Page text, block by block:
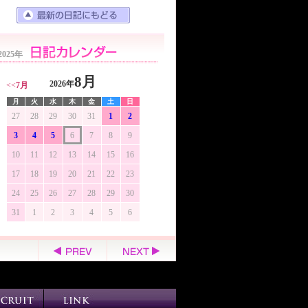
年
2026年8月
<<7月
月 火 水 木 金 土 日
27 28 29 30 31 1
2
3
4 5 6 7 8
9
10
11 12 13 14 15
16
17
18 19 20 21 22
23
24
25 26 27 28 29
30
31
1 2 3 4 5 6